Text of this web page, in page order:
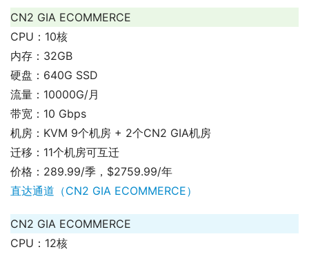
CN2 GIA ECOMMERCE
CPU：10核
内存：32GB
硬盘：640G SSD
流量：10000G/月
带宽：10 Gbps
机房：KVM 9个机房 + 2个CN2 GIA机房
迁移：11个机房可互迁
价格：289.99/季，$2759.99/年
直达通道（CN2 GIA ECOMMERCE）
CN2 GIA ECOMMERCE
CPU：12核